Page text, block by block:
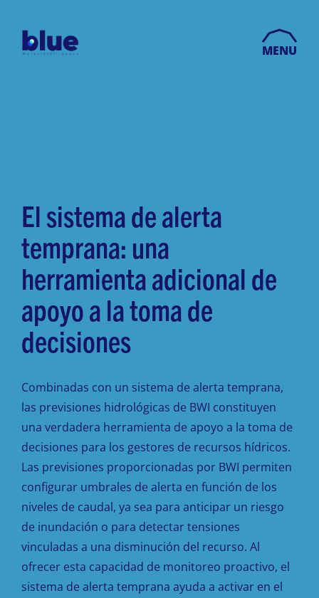
MENU
El sistema de alerta
temprana: una
herramienta adicional de
apoyo a la toma de
decisiones
Combinadas con un sistema de alerta temprana,
las previsiones hidrológicas de BWI constituyen
una verdadera herramienta de apoyo a la toma de
decisiones para los gestores de recursos hídricos.
Las previsiones proporcionadas por BWI permiten
configurar umbrales de alerta en función de los
niveles de caudal, ya sea para anticipar un riesgo
de inundación o para detectar tensiones
vinculadas a una disminución del recurso. Al
ofrecer esta capacidad de monitoreo proactivo, el
sistema de alerta temprana ayuda a activar en el